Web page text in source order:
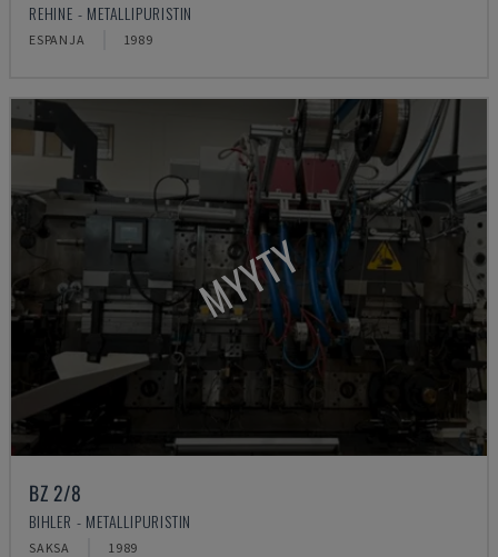
REHINE - METALLIPURISTIN
ESPANJA 1989
MYYTY
BZ 2/8
BIHLER - METALLIPURISTIN
SAKSA 1989